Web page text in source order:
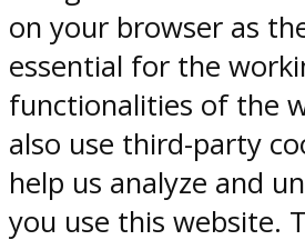
on your browser as
essential for the
functionalities of the
also use third-party
help us analyze and
you use this website.